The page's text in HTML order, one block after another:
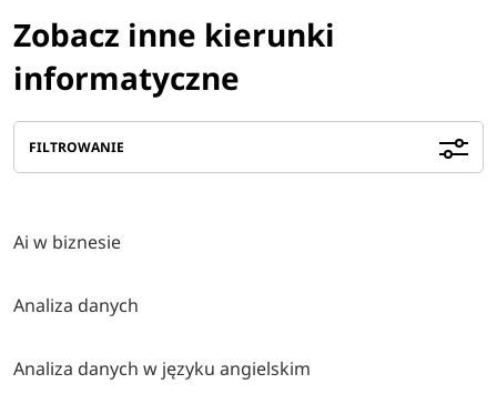
Zobacz inne kierunki
informatyczne
FILTROWANIE
Ai w biznesie
Analiza danych
Analiza danych w języku angielskim